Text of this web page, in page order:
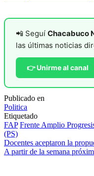
📲 Seguí Chacabuco
las últimas noticias
👉 Unirme al canal
Publicado en
Politica
Etiquetado
FAP Frente Amplio
(PS)
Navegación
de
Docentes aceptaron la
A partir de la semana